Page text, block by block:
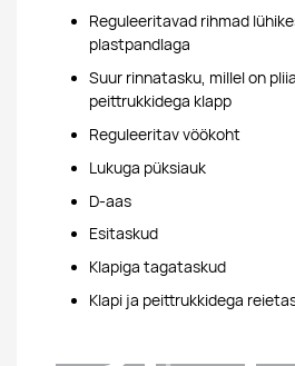
Reguleeritavad rihmad
plastpandlaga
Suur rinnatasku, millel on
peittrukkidega klapp
Reguleeritav vöökoht
Lukuga püksiauk
D-aas
Esitaskud
Klapiga tagataskud
Klapi ja peittrukkidega